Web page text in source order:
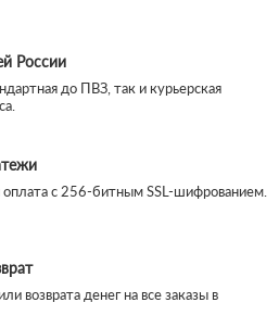
России
до ПВЗ, так и курьерская
оплата с 256-битным SSL-шифрованием.
возврата денег на все заказы в